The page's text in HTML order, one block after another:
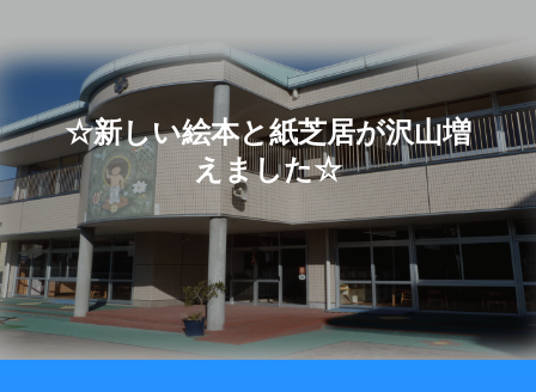
☆新しい絵本と紙芝居が沢山増
えました☆